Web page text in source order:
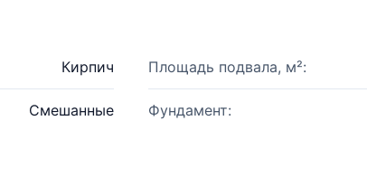
Кирпич Площадь подвала, м²:
Смешанные Фундамент: